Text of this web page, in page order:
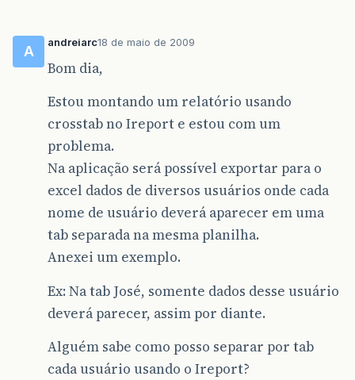
A
andreiarc18 de maio de 2009
Bom dia,
Estou montando um relatório usando
crosstab no Ireport e estou com um
problema.
Na aplicação será possível exportar para o
excel dados de diversos usuários onde cada
nome de usuário deverá aparecer em uma
tab separada na mesma planilha.
Anexei um exemplo.
Ex: Na tab José, somente dados desse usuário
deverá parecer, assim por diante.
Alguém sabe como posso separar por tab
cada usuário usando o Ireport?